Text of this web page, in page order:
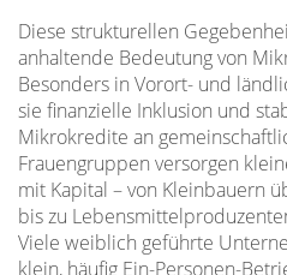
Diese strukturellen
anhaltende Bedeutung von
Besonders in Vorort- und
sie finanzielle Inklusion und
Mikrokredite an
Frauengruppen versorgen
mit Kapital – von Kleinbauern
bis zu
Viele weiblich geführte
klein, häufig Ein-Personen-